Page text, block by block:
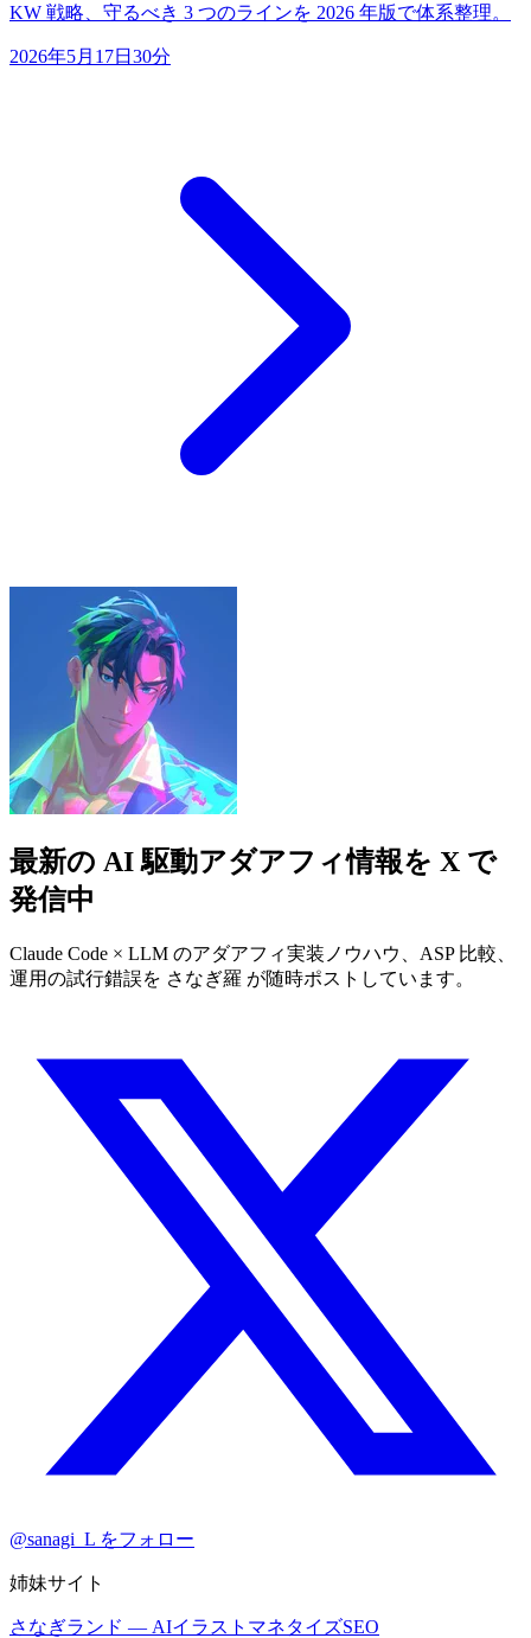
KW 戦略、守るべき 3 つのラインを 2026 年版で体系整理。
2026年5月17日 30分
最新の AI 駆動アダアフィ情報を X で
発信中
Claude Code × LLM のアダアフィ実装ノウハウ、ASP 比較、
運用の試行錯誤を さなぎ羅 が随時ポストしています。
@sanagi_L をフォロー
姉妹サイト
さなぎランド — AIイラストマネタイズSEO